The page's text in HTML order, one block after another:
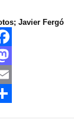
Javier Fergó